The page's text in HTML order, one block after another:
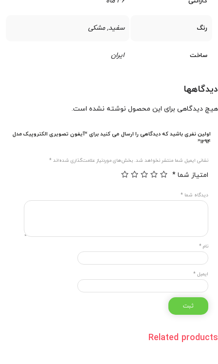
رنگ سفید, مشکی
ساخت ایران
دیدگاهها
هیچ دیدگاهی برای این محصول نوشته نشده است.
اولین نفری باشید که دیدگاهی را ارسال می کنید برای “آیفون تصویری الکتروپیک مدل
1294”
نشانی ایمیل شما منتشر نخواهد شد. بخش‌های موردنیاز علامت‌گذاری شده‌اند *
امتیاز شما *
دیدگاه شما *
نام *
ایمیل *
Related products